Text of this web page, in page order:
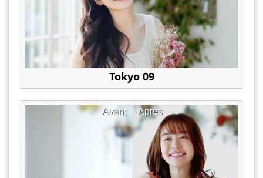
Tokyo 09
Après
Avant